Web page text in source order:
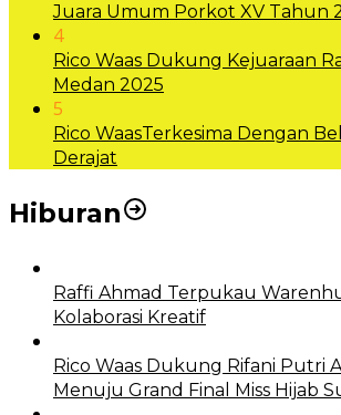
Juara Umum Porkot XV Tahun
4
Rico Waas Dukung Kejuaraan
Medan 2025
5
Rico WaasTerkesima Dengan
Derajat
Hiburan
Raffi Ahmad Terpukau
Kolaborasi Kreatif
Rico Waas Dukung Rifani Putri
Menuju Grand Final Miss Hijab